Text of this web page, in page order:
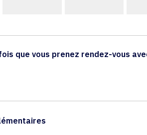
que vous prenez rendez-vous